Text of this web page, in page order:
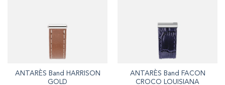
ANTARÈS Band HARRISON
GOLD
ANTARÈS Band FACON
CROCO LOUISIANA